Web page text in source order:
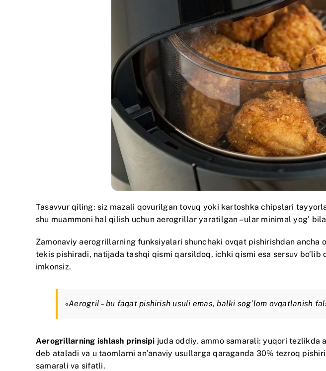
Tasavvur qiling: siz mazali qovurilgan tovuq yoki kartoshka chipslari
shu muammoni hal qilish uchun aerogrillar yaratilgan – ular minimal yog’
Zamonaviy aerogrillarning funksiyalari shunchaki ovqat pishirishdan
tekis pishiradi, natijada tashqi qismi qarsildoq, ichki qismi esa sersuv
imkonsiz.
«Aerogril – bu faqat pishirish usuli emas, balki sog’lom ovqatlanish
Aerogrillarning ishlash prinsipi juda oddiy, ammo samarali: yuqori tezlikda
deb ataladi va u taomlarni an’anaviy usullarga qaraganda 30% tezroq
samarali va sifatli.